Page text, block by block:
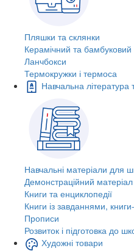
Пляшки та склянки
Керамічний та
Ланчбокси
Термокружки і термоса
Навчальна література
Навчальні матеріали для
Демонстраційний матеріал
Книги та енциклопедії
Книги із завданнями,
Прописи
Розвиток і підготовка до
Художні товари